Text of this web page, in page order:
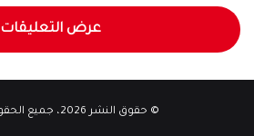
عرض التعليقات
© حقوق النشر 2026، جميع الحقوق محفوظة